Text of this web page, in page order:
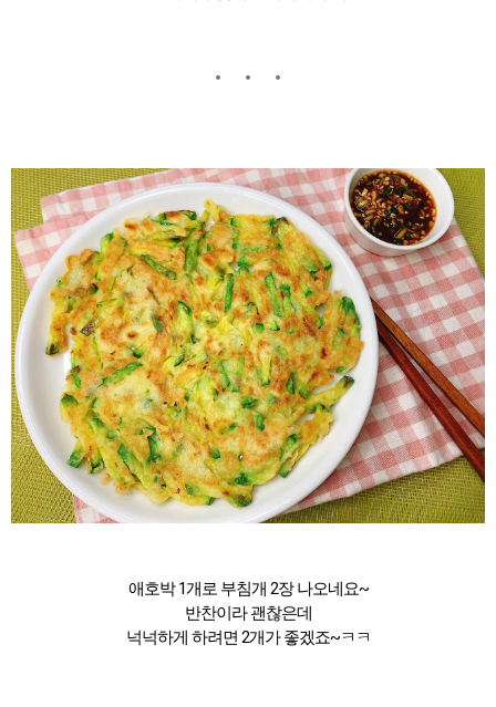
애호박 1개로 부침개 2장 나오네요~
반찬이라 괜찮은데
넉넉하게 하려면 2개가 좋겠죠~ㅋㅋ